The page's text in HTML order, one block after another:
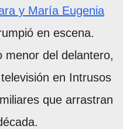
y María Eugenia
en escena.
menor del delantero,
en Intrusos
que arrastran